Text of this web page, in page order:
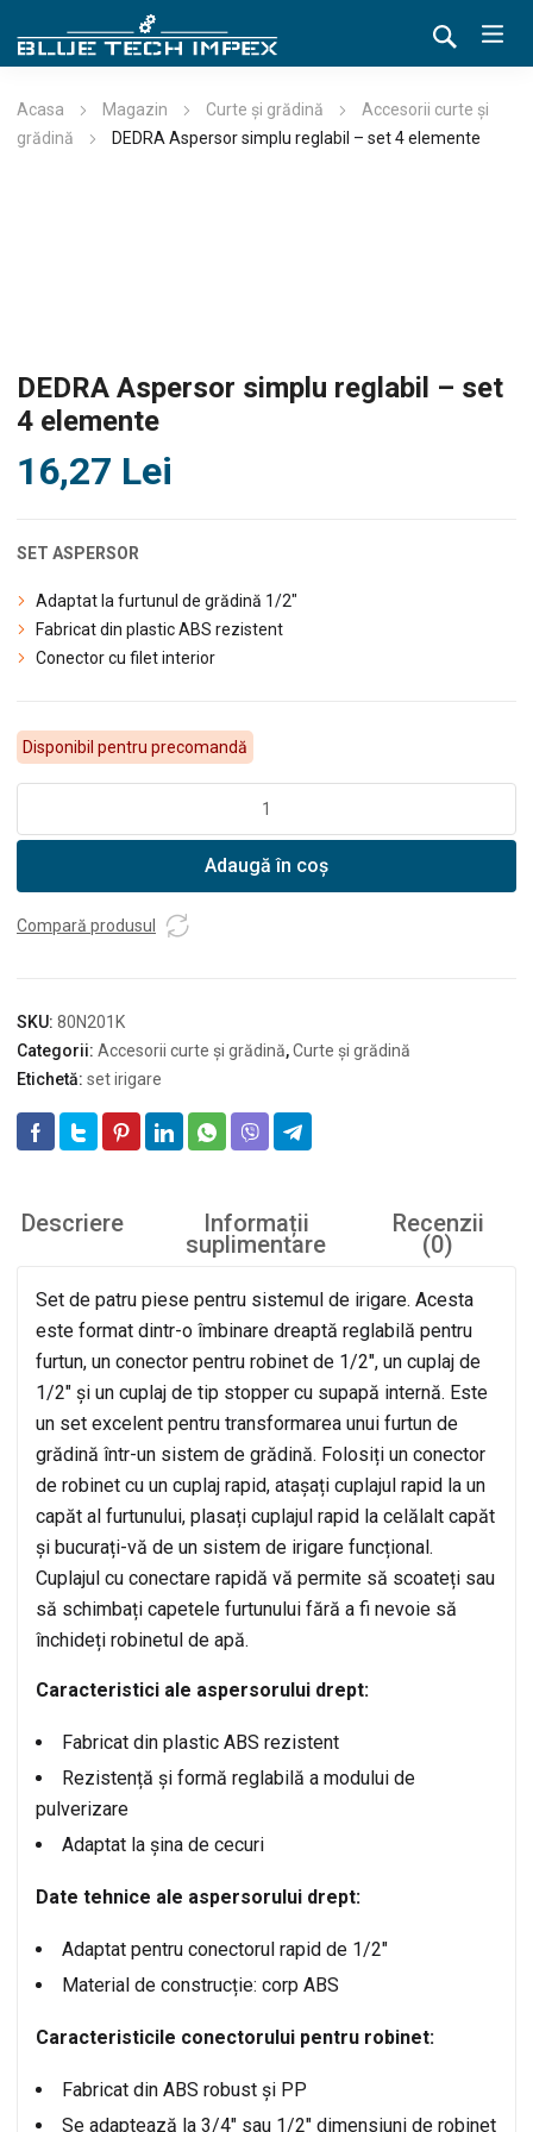
Acasa Magazin Curte și grădină
Accesorii curte și
grădină
DEDRA Aspersor simplu reglabil – set 4 elemente
DEDRA Aspersor simplu reglabil – set
4 elemente
16,27 Lei
SET ASPERSOR
Adaptat la furtunul de grădină 1/2″
Fabricat din plastic ABS rezistent
Conector cu filet interior
Disponibil pentru precomandă
Aspersor
-
Adaugă în coș
Compară produsul
SKU: 80N201K
Categorii: Accesorii curte și grădină,Curte și grădină
Etichetă: set irigare
Descriere Informații
suplimentare
Recenzii
(0)
Set de patru piese pentru sistemul de irigare. Acesta
este format dintr-o îmbinare dreaptă reglabilă pentru
furtun, un conector pentru robinet de 1/2″, un cuplaj de
1/2″ și un cuplaj de tip stopper cu supapă internă. Este
un set excelent pentru transformarea unui furtun de
grădină într-un sistem de grădină. Folosiți un conector
de robinet cu un cuplaj rapid, atașați cuplajul rapid la un
capăt al furtunului, plasați cuplajul rapid la celălalt capăt
și bucurați-vă de un sistem de irigare funcțional.
Cuplajul cu conectare rapidă vă permite să scoateți sau
să schimbați capetele furtunului fără a fi nevoie să
închideți robinetul de apă.
Caracteristici ale aspersorului drept:
Fabricat din plastic ABS rezistent
Rezistență și formă reglabilă a modului de
pulverizare
Adaptat la șina de cecuri
Date tehnice ale aspersorului drept:
Adaptat pentru conectorul rapid de 1/2″
Material de construcție: corp ABS
Caracteristicile conectorului pentru robinet:
Fabricat din ABS robust și PP
Se adaptează la 3/4″ sau 1/2″ dimensiuni de robinet